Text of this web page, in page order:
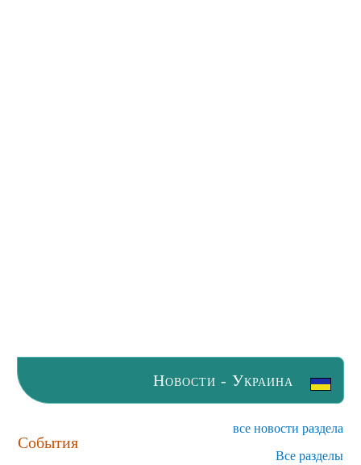
Новости - Украина
События
все новости раздела
Все разделы